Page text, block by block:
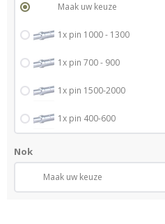
Maak uw keuze
1x pin 1000 - 1300
1x pin 700 - 900
1x pin 1500-2000
1x pin 400-600
Nok
Maak uw keuze